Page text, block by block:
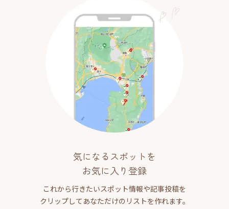
気になるスポットを
お気に入り登録
これから行きたいスポット情報や記事投稿を
クリップしてあなただけのリストを作れます。